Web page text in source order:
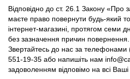
Відповідно до ст. 26.1 Закону «Про
маєте право повернути будь-який
інтернет-магазині, протягом семи
без зазначення причин повернення.
Звертайтесь до нас за
551-19-35 або напишіть нам
задоволенням відповімо на всі Ваші